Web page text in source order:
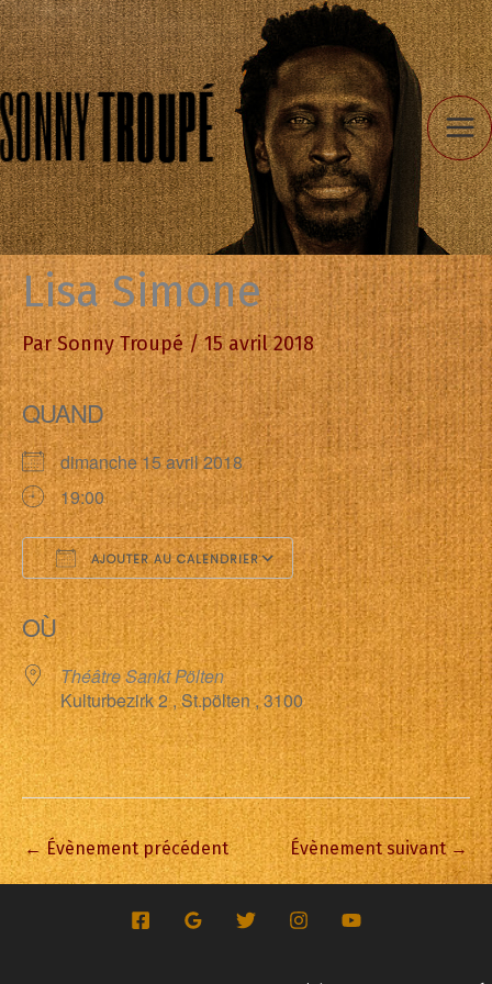
Aller
au
contenu
Lisa Simone
ParSonny Troupé/15 avril 2018
QUAND
dimanche 15 avril 2018
19:00
AJOUTER AU CALENDRIER
Télécharger ICS Calendrier Google
OÙ
Théâtre Sankt Pölten
Kulturbezirk 2 , St.pölten , 3100
←Évènement précédent Évènement suivant→